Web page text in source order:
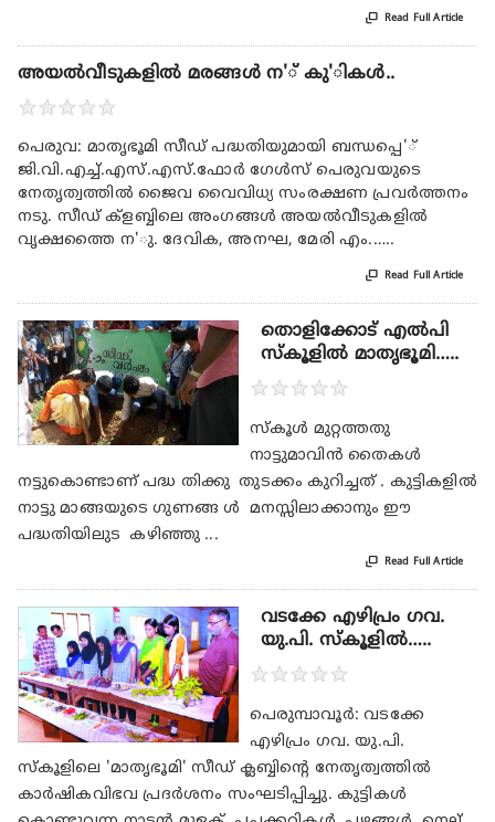
 Read Full Article
അയല്‍വീടുകളില്‍ മരങ്ങള്‍ ന'് കു'ികള്‍..
★★★★★
പെരുവ: മാതൃഭൂമി സീഡ് പദ്ധതിയുമായി ബന്ധപ്പെ'്
ജി.വി.എച്ച്.എസ്.എസ്.ഫോര്‍ ഗേള്‍സ് പെരുവയുടെ
നേതൃത്വത്തില്‍ ജൈവ വൈവിധ്യ സംരക്ഷണ പ്രവര്‍ത്തനം
നടു. സീഡ് ക്‌ളബ്ബിലെ അംഗങ്ങള്‍ അയല്‍വീടുകളില്‍
വൃക്ഷത്തൈ ന'ു. ദേവിക, അനഘ, മേരി എം.…..
 Read Full Article
തൊളിക്കോട് എൽപി
സ്കൂളിൽ മാതൃഭൂമി…..
★★★★★
സ്കൂൾ മുറ്റത്തതു
നാട്ടുമാവിൻ തൈകൾ
നട്ടുകൊണ്ടാണ് പദ്ധ തിക്കു തുടക്കം കുറിച്ചത് . കുട്ടികളിൽ
നാട്ടു മാങ്ങയുടെ ഗുണങ്ങ ൾ മനസ്സിലാക്കാനും ഈ
പദ്ധതിയിലുട കഴിഞ്ഞു ...
 Read Full Article
വടക്കേ എഴിപ്രം ഗവ.
യു.പി. സ്‌കൂളില്‍…..
★★★★★
പെരുമ്പാവൂര്‍: വടക്കേ
എഴിപ്രം ഗവ. യു.പി.
സ്‌കൂളിലെ 'മാതൃഭൂമി' സീഡ് ക്ലബ്ബിന്റെ നേതൃത്വത്തില്‍
കാര്‍ഷികവിഭവ പ്രദര്‍ശനം സംഘടിപ്പിച്ചു. കുട്ടികള്‍